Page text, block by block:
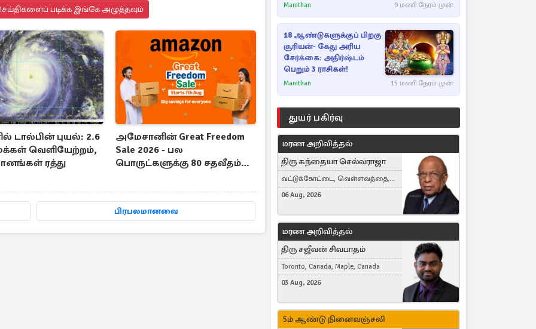
படிக்க இங்கே அழுத்தவும்
டால்பின் புயல்: 2.6
வெளியேற்றம்,
ரத்து
அமேசானின் Great Freedom
Sale 2026 - பல
பொருட்களுக்கு 80 சதவீதம்
பிரபலமானவை
Manithan 9 மணி நேரம் முன்
18 ஆண்டுகளுக்குப் பிறகு
சூரியன்- கேது அரிய
சேர்க்கை: அதிர்ஷ்டம்
பெறும் 3 ராசிகள்!
Manithan 15 மணி நேரம் முன்
துயர் பகிர்வு
மரண அறிவித்தல்
திரு கந்தையா செல்வராஜா
வட்டுக்கோட்டை, வெள்ளவத்தை,
Toronto, Canada
06 Aug, 2026
மரண அறிவித்தல்
திரு சஜீவன் சிவபாதம்
Toronto, Canada, Maple, Canada
03 Aug, 2026
5ம் ஆண்டு நினைவஞ்சலி